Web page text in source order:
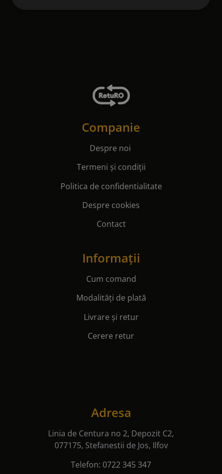
Companie
Despre noi
Termeni și condiții
Politica de confidentialitate
Despre cookies
Contact
Informații
Cum comand
Modalități de plată
Livrare și retur
Cerere retur
Adresa
Linia de Centura no 2, Depozit C2,
077175, Stefanestii de Jos, Ilfov
Telefon: 0722 345 347